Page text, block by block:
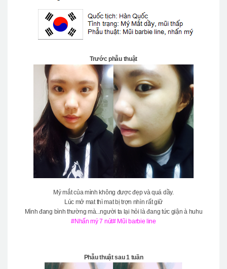
Trước phẫu thuật
Mý mắt của mình không được đẹp và quá dầy.
Lúc mở mat thì mat bị trợn nhìn rất giữ
Mình đang bình thường mà...người ta lại hỏi là đang tức giận à huhu
#Nhấn mý 7 nút# Mũi barbie line
Phẫu thuật sau 1 tuần